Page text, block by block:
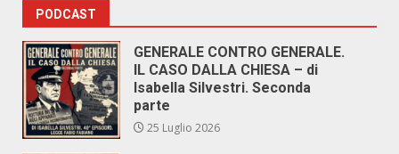
PODCAST
GENERALE CONTRO GENERALE.
IL CASO DALLA CHIESA – di
Isabella Silvestri. Seconda
parte
25 Luglio 2026